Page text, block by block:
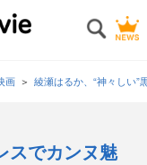
画 綾瀬はるか、“神々しい
スでカンヌ魅